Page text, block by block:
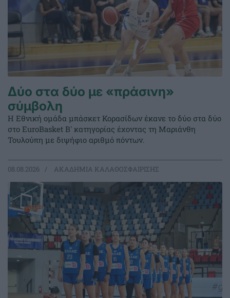
Δύο στα δύο με «πράσινη»
σύμβολη
Η Εθνική ομάδα μπάσκετ Κορασίδων έκανε το δύο στα δύο
στο EuroBasket Β' κατηγορίας έχοντας τη Μαριάνθη
Τουλούπη με διψήφιο αριθμό πόντων.
08.08.2026 ΑΚΑΔΗΜΙΑ ΚΑΛΑΘΟΣΦΑΙΡΙΣΗΣ